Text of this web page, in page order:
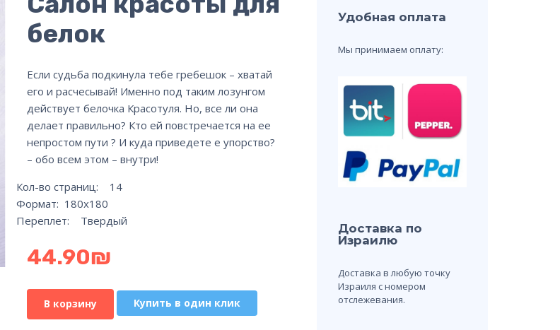
белок
Если судьба подкинула тебе гребешок – хватай
его и расчесывай! Именно под таким лозунгом
действует белочка Красотуля. Но, все ли она
делает правильно? Кто ей повстречается на ее
непростом пути ? И куда приведете е упорство?
– обо всем этом – внутри!
Кол-во страниц: 14
Формат: 180х180
Переплет: Твердый
44.90₪
В корзину Купить в один клик
Удобная оплата
Мы принимаем оплату:
Доставка по
Израилю
Доставка в любую точку
Израиля с номером
отслежевания.